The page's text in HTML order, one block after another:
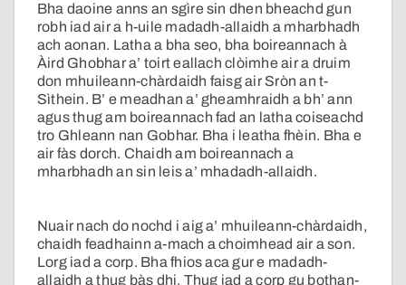
Bha daoine anns an sgìre sin dhen bheachd gun
robh iad air a h-uile madadh-allaidh a mharbhadh
ach aonan. Latha a bha seo, bha boireannach à
Àird Ghobhar a’ toirt eallach clòimhe air a druim
don mhuileann-chàrdaidh faisg air Sròn an t-
Sìthein. B’ e meadhan a’ gheamhraidh a bh’ ann
agus thug am boireannach fad an latha coiseachd
tro Ghleann nan Gobhar. Bha i leatha fhèin. Bha e
air fàs dorch. Chaidh am boireannach a
mharbhadh an sin leis a’ mhadadh-allaidh.
Nuair nach do nochd i aig a’ mhuileann-chàrdaidh,
chaidh feadhainn a-mach a choimhead air a son.
Lorg iad a corp. Bha fhios aca gur e madadh-
allaidh a thug bàs dhi. Thug iad a corp gu bothan-